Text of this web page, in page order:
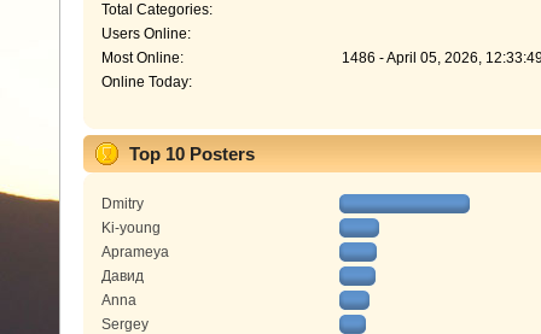
Total Categories:
Users Online:
Most Online:
1486 - April 05, 2026,
Online Today:
Top 10 Posters
Dmitry
Ki-young
Aprameya
Давид
Anna
Sergey